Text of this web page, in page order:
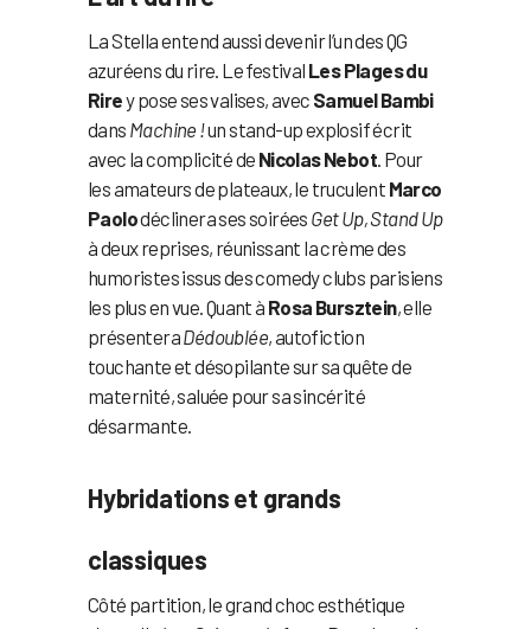
La Stella entend aussi devenir l’un des QG
azuréens du rire. Le festival Les Plages du
Rirey pose ses valises, avec Samuel Bambi
dans Machine !un stand-up explosif écrit
avec la complicité de Nicolas Nebot . Pour
les amateurs de plateaux, le truculent Marco
Paolodéclinera ses soirées Get Up, Stand Up
à deux reprises, réunissant la crème des
humoristes issus des comedy clubs parisiens
les plus en vue. Quant à Rosa Bursztein, elle
présenteraDédoublée, autofiction
touchante et désopilante sur sa quête de
maternité, saluée pour sa sincérité
désarmante.
Hybridations et grands
classiques
Côté partition, le grand choc esthétique